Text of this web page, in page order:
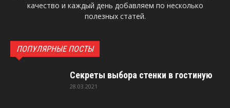
качество и каждый день добавляем по несколько
полезных статей.
ПОПУЛЯРНЫЕ ПОСТЫ
Секреты выбора стенки в гостиную
28.03.2021